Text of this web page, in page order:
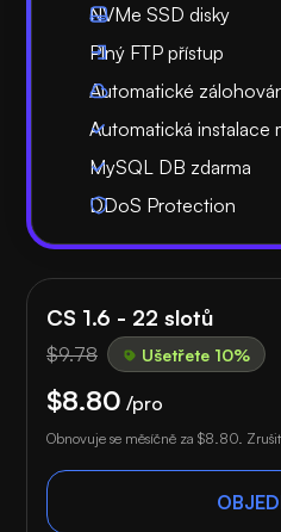
NVMe SSD disky
Plný FTP přístup
Automatické
Automatická instalace
MySQL DB zdarma
DDoS Protection
CS 1.6 - 22 slotů
$9.78 Ušetřete 10%
$8.80 /pro
Obnovuje se měsíčně za $8.80 .